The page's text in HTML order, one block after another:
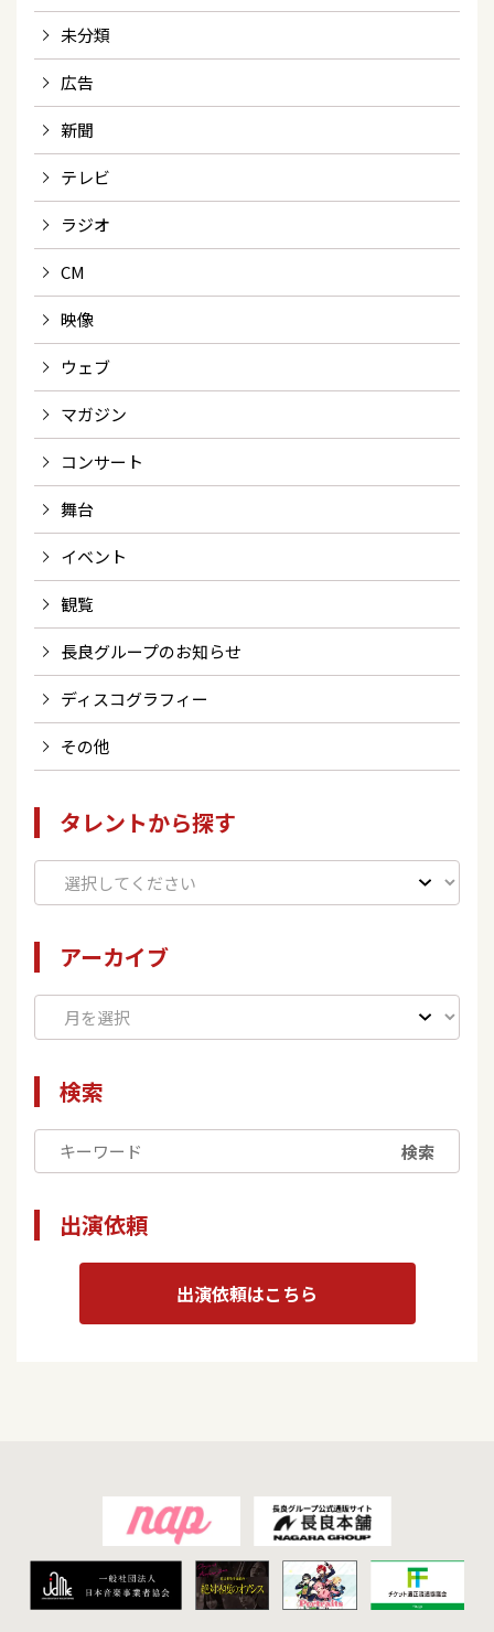
未分類
広告
新聞
テレビ
ラジオ
CM
映像
ウェブ
マガジン
コンサート
舞台
イベント
観覧
長良グループのお知らせ
ディスコグラフィー
その他
タレントから探す
アーカイブ
検索
検索
出演依頼
出演依頼はこちら